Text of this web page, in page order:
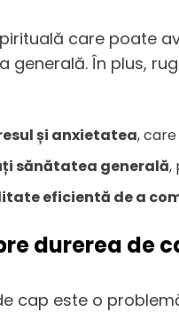
care poate
generală. În plus,
și anxietatea,
sănătatea generală,
eficientă de a
durerea de
cap este o